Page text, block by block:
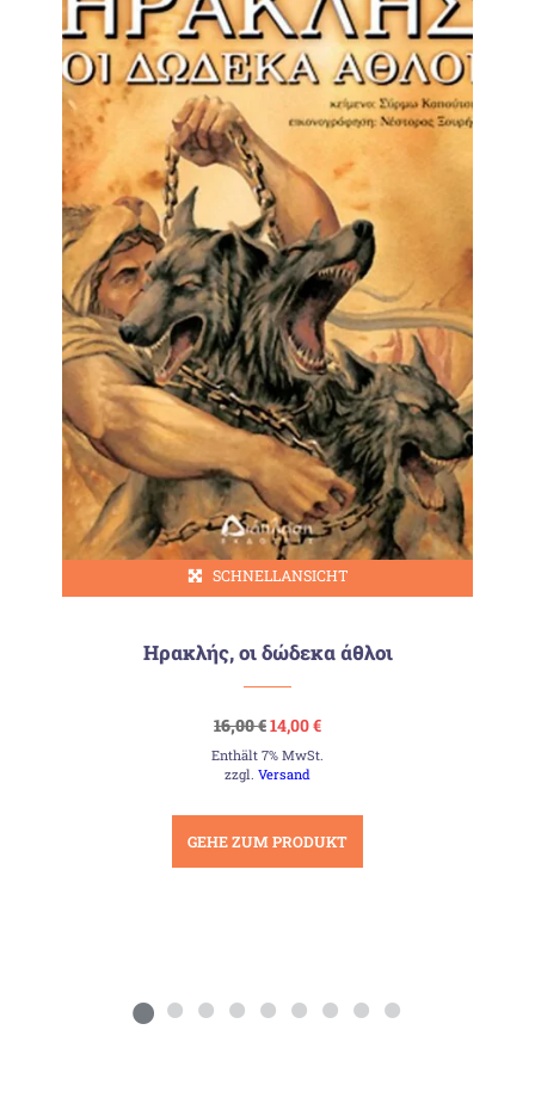
SCHNELLANSICHT
Ηρακλής, οι δώδεκα άθλοι
16,00€Ursprünglicher
Preis
war:
16,00 €
14,00€Aktueller
ist:
Enthält 7% MwSt.
zzgl.Versand
GEHE ZUM PRODUKT